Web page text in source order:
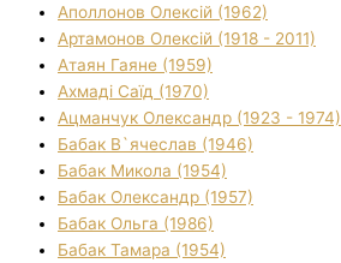
Аполлонов Олексій (1962)
Артамонов Олексій (1918 - 2011)
Атаян Гаяне (1959)
Ахмаді Саїд (1970)
Ацманчук Олександр (1923 - 1974)
Бабак В`ячеслав (1946)
Бабак Микола (1954)
Бабак Олександр (1957)
Бабак Ольга (1986)
Бабак Тамара (1954)